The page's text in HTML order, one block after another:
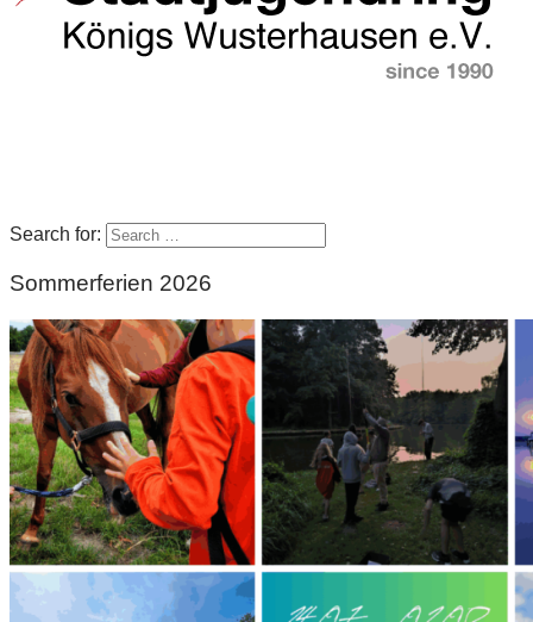
Search for:
Sommerferien 2026